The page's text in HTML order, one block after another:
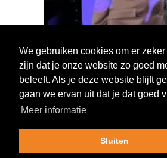
Log in om te
We gebruiken cookies om er zeker
zijn dat je onze website zo goed
beleeft. Als je deze website blijft
gaan we ervan uit dat je dat goed
Meer informatie
Sluiten